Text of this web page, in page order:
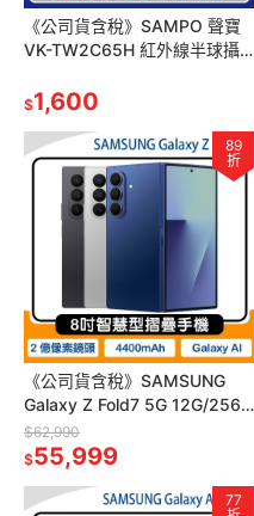
《公司貨含稅》SAMPO 聲寶
VK-TW2C65H 紅外線半球攝
$1,600
89
折
《公司貨含稅》SAMSUNG
Galaxy Z Fold7 5G 12G/256G
二億相機摺疊機~送MK 65W旅
充
$62,990
$55,999
77